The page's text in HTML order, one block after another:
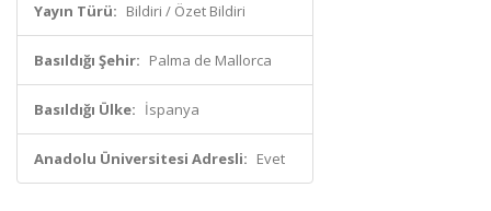
Yayın Türü: Bildiri / Özet Bildiri
Basıldığı Şehir: Palma de Mallorca
Basıldığı Ülke: İspanya
Anadolu Üniversitesi Adresli: Evet